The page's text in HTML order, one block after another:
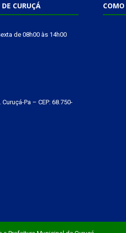
CURUÇÁ
de 08h00 às 14h00
Pa – CEP: 68.750-
COMO